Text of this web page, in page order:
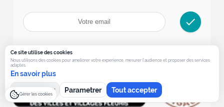
check
Ce site utilise des cookies
Nous utilisons des cookies pour ameliorer votre experience, mesurer l’audience et proposer des services
adaptes.
En savoir plus
Tout refuser Parametrer Tout accepter
Gérer les cookies